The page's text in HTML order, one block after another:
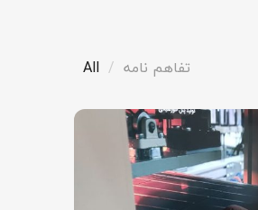
All تفاهم نامه